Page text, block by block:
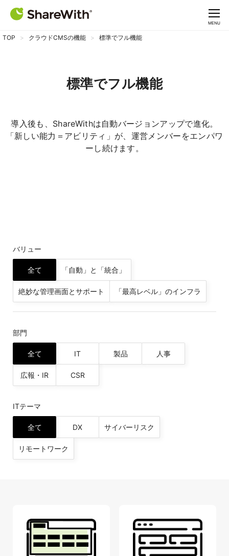
CLOSE
MENU
TOP クラウドCMSの機能 標準でフル機能
標準でフル機能
導入後も、ShareWithは自動バージョンアップで進化。
「新しい能力＝アビリティ」が、運営メンバーをエンパワ
ーし続けます。
バリュー
全て 「自動」と「統合」
絶妙な管理画面とサポート 「最高レベル」のインフラ
部門
全て IT 製品 人事
広報・IR CSR
ITテーマ
全て DX サイバーリスク
リモートワーク